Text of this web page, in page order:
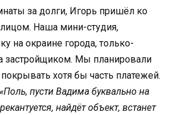
за долги, Игорь пришёл ко
Наша мини-студия,
на окраине города, только-
застройщиком. Мы планировали
хотя бы часть платежей.
«Поль, пусти Вадима буквально на
найдёт объект, встанет